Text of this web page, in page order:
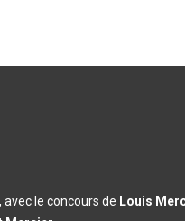
, avec le concours de Louis